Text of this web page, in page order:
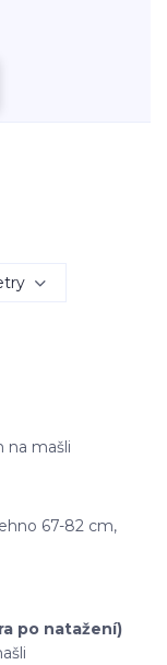
na mašli
67-82 cm,
po natažení)